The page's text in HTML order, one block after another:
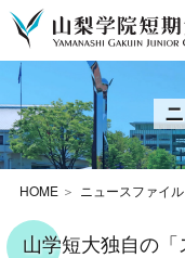
HOME ニュースファイル
山学短大独自の